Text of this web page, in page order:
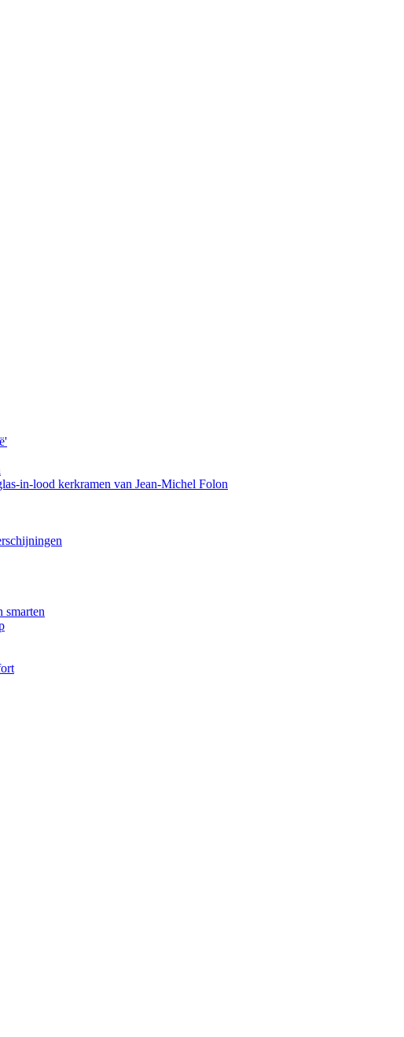
in-lood kerkramen van Jean-Michel Folon
smarten